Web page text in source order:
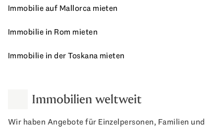
Immobilie auf Mallorca mieten
Immobilie in Rom mieten
Immobilie in der Toskana mieten
Immobilien weltweit
Wir haben Angebote für Einzelpersonen, Familien und